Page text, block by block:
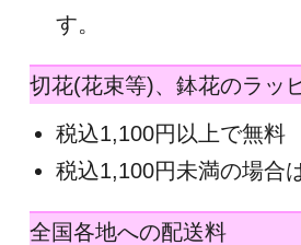
す。
切花(花束等)、鉢花のラッ
税込1,100円以上で無料
税込1,100円未満の場合
全国各地への配送料